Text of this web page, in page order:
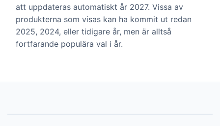
att uppdateras automatiskt år 2027. Vissa av
produkterna som visas kan ha kommit ut redan
2025, 2024, eller tidigare år, men är alltså
fortfarande populära val i år.